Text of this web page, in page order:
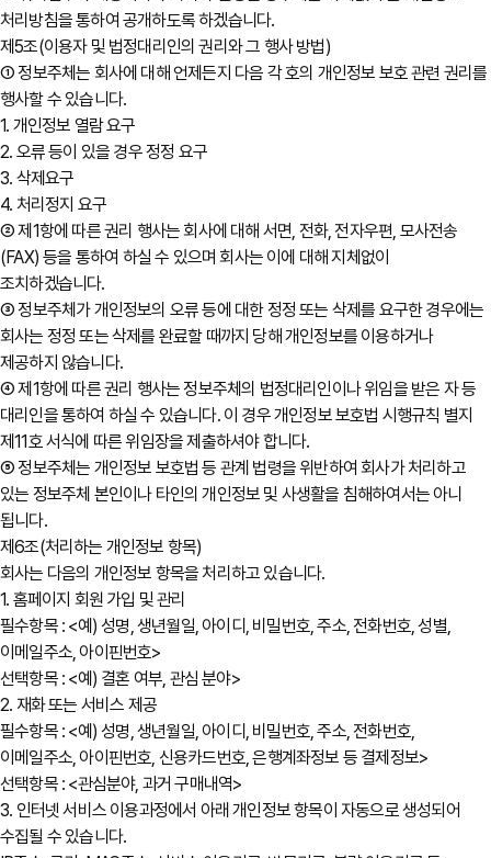
처리방침을 통하여 공개하도록 하겠습니다.
제5조(이용자 및 법정대리인의 권리와 그 행사 방법)
① 정보주체는 회사에 대해 언제든지 다음 각 호의 개인정보 보호 관련 권리를
행사할 수 있습니다.
1. 개인정보 열람 요구
2. 오류 등이 있을 경우 정정 요구
3. 삭제요구
4. 처리정지 요구
② 제1항에 따른 권리 행사는 회사에 대해 서면, 전화, 전자우편, 모사전송
(FAX) 등을 통하여 하실 수 있으며 회사는 이에 대해 지체없이
조치하겠습니다.
③ 정보주체가 개인정보의 오류 등에 대한 정정 또는 삭제를 요구한 경우에는
회사는 정정 또는 삭제를 완료할 때까지 당해 개인정보를 이용하거나
제공하지 않습니다.
④ 제1항에 따른 권리 행사는 정보주체의 법정대리인이나 위임을 받은 자 등
대리인을 통하여 하실 수 있습니다. 이 경우 개인정보 보호법 시행규칙 별지
제11호 서식에 따른 위임장을 제출하셔야 합니다.
⑤ 정보주체는 개인정보 보호법 등 관계 법령을 위반하여 회사가 처리하고
있는 정보주체 본인이나 타인의 개인정보 및 사생활을 침해하여서는 아니
됩니다.
제6조(처리하는 개인정보 항목)
회사는 다음의 개인정보 항목을 처리하고 있습니다.
1. 홈페이지 회원 가입 및 관리
필수항목 : <예) 성명, 생년월일, 아이디, 비밀번호, 주소, 전화번호, 성별,
이메일주소, 아이핀번호>
선택항목 : <예) 결혼 여부, 관심 분야>
2. 재화 또는 서비스 제공
필수항목 : <예) 성명, 생년월일, 아이디, 비밀번호, 주소, 전화번호,
이메일주소, 아이핀번호, 신용카드번호, 은행계좌정보 등 결제정보>
선택항목 : <관심분야, 과거 구매내역>
3. 인터넷 서비스 이용과정에서 아래 개인정보 항목이 자동으로 생성되어
수집될 수 있습니다.